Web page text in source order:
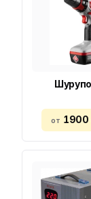
от 1900